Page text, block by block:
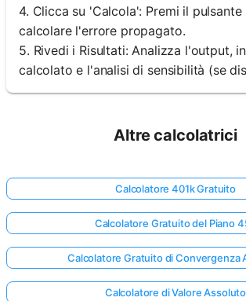
4. Clicca su 'Calcola': Premi il
calcolare l'errore propagato.
5. Rivedi i Risultati: Analizza l'output,
calcolato e l'analisi di sensibilità (se
Altre calcolatrici
Calcolatore 401k Gratuito
Calcolatore Gratuito del Piano
Calcolatore Gratuito di Convergenza
Calcolatore di Valore Assoluto